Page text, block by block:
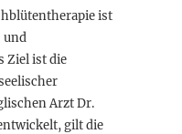
ist
und
Ziel ist die
Arzt Dr.
gilt die